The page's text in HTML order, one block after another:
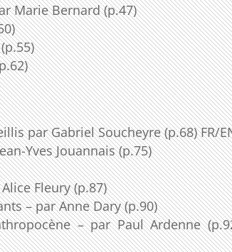
Marie Bernard (p.47)
par Gabriel Soucheyre (p.68) FR/
Yves Jouannais (p.75)
Fleury (p.87)
– par Anne Dary (p.90)
– par Paul Ardenne